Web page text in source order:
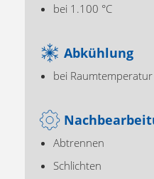
bei 1.100 °C
Abkühlung
bei Raumtemperatur
Abtrennen
Schlichten